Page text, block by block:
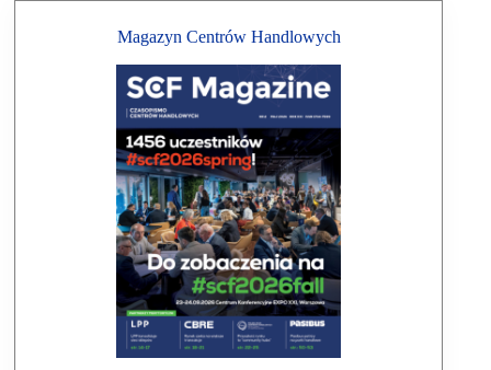
Magazyn Centrów Handlowych